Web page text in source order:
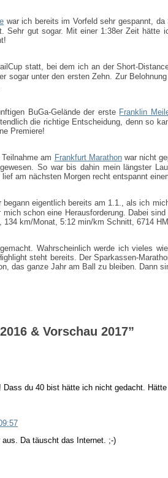
war ich bereits im Vorfeld sehr gespannt,
gut sogar. Mit einer 1:38er Zeit
statt, bei dem ich an der Short-
sogar unter den ersten Zehn. Zur
BuGa-Gelände der erste Franklin
die richtige Entscheidung, denn so
Premiere!
am Frankfurt Marathonwar nicht
So war bis dahin mein längster
am nächsten Morgen recht entspannt
eigentlich bereits am 1.1., als ich
schon eine Herausforderung. Dabei
km/Monat, 5:12 min/km Schnitt, 6714
Wahrscheinlich werde ich vieles
steht bereits. Der Sparkassen-
das ganze Jahr am Ball zu bleiben. Dann
& Vorschau 2017”
du 40 bist hätte ich nicht gedacht.
Da täuscht das Internet. ;-)